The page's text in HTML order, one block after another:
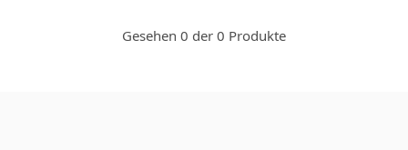
Gesehen 0 der 0 Produkte